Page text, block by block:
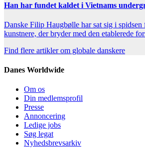
Han har fundet kaldet i Vietnams
Danske Filip Haugbølle har sat sig i
kunstnere, der bryder med den etablerede
Find flere artikler om globale danskere
Danes Worldwide
Om os
Din medlemsprofil
Presse
Annoncering
Ledige jobs
Søg legat
Nyhedsbrevsarkiv